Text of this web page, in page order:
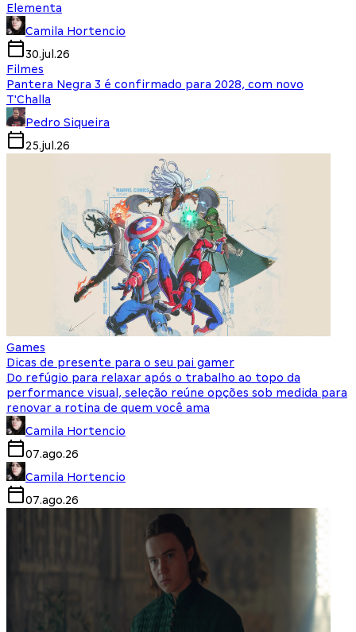
Elementa
Camila Hortencio
30.jul.26
Filmes
Pantera Negra 3 é confirmado para 2028, com novo
T'Challa
Pedro Siqueira
25.jul.26
Games
Dicas de presente para o seu pai gamer
Do refúgio para relaxar após o trabalho ao topo da
performance visual, seleção reúne opções sob medida para
renovar a rotina de quem você ama
Camila Hortencio
07.ago.26
Camila Hortencio
07.ago.26